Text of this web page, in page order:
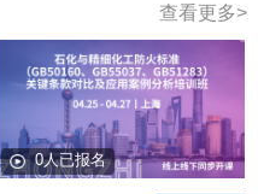
查看更多>
0人已报名